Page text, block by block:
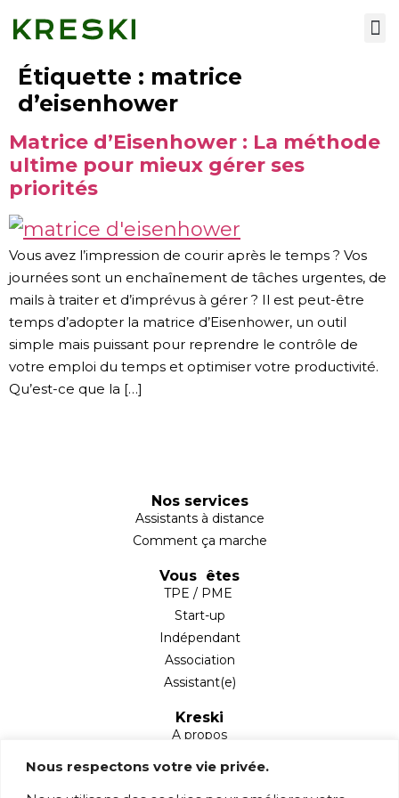
Nous respectons votre vie privée.
Étiquette : matrice
d’eisenhower
Matrice d’Eisenhower : La méthode
ultime pour mieux gérer ses
priorités
Vous avez l’impression de courir après le temps ? Vos
journées sont un enchaînement de tâches urgentes, de
mails à traiter et d’imprévus à gérer ? Il est peut-être
temps d’adopter la matrice d’Eisenhower, un outil
simple mais puissant pour reprendre le contrôle de
votre emploi du temps et optimiser votre productivité.
Qu’est-ce que la […]
Nos services
Assistants à distance
Comment ça marche
Vous êtes
TPE / PME
Start-up
Indépendant
Association
Assistant(e)
Kreski
A propos
Partenaires